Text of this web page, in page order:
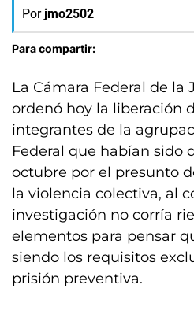
Por jmo2502
Para compartir:
La Cámara Federal de la
ordenó hoy la liberación
integrantes de la
Federal que habían sido
octubre por el presunto
la violencia colectiva, al
investigación no corría
elementos para pensar
siendo los requisitos
prisión preventiva.